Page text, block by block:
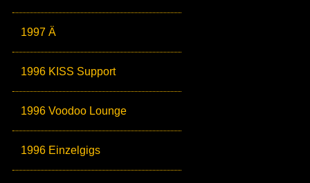
1997 Ä
1996 KISS Support
1996 Voodoo Lounge
1996 Einzelgigs